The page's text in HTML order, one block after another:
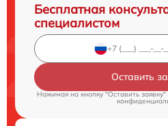
Бесплатная
специалистом
Оставить
Нажимая на кнопку "Оставить